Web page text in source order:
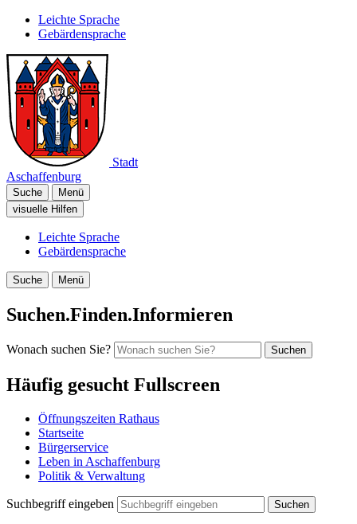
Leichte Sprache
Gebärdensprache
Stadt
Aschaffenburg
Suche
Menü
visuelle Hilfen
Leichte Sprache
Gebärdensprache
Suche Menü
Suchen.Finden.Informieren
Wonach suchen Sie? Suchen
Häufig gesucht Fullscreen
Öffnungszeiten Rathaus
Startseite
Bürgerservice
Leben in Aschaffenburg
Politik & Verwaltung
Suchbegriff eingeben Suchen